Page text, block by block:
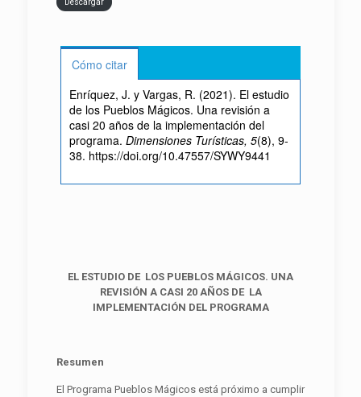
Cómo citar
Enríquez, J. y Vargas, R. (2021). El estudio
de los Pueblos Mágicos. Una revisión a
casi 20 años de la implementación del
programa. Dimensiones Turísticas, 5(8), 9-
38. https://doi.org/10.47557/SYWY9441
EL ESTUDIO DE LOS PUEBLOS MÁGICOS. UNA
REVISIÓN A CASI 20 AÑOS DE LA
IMPLEMENTACIÓN DEL PROGRAMA
Resumen
El Programa Pueblos Mágicos está próximo a cumplir